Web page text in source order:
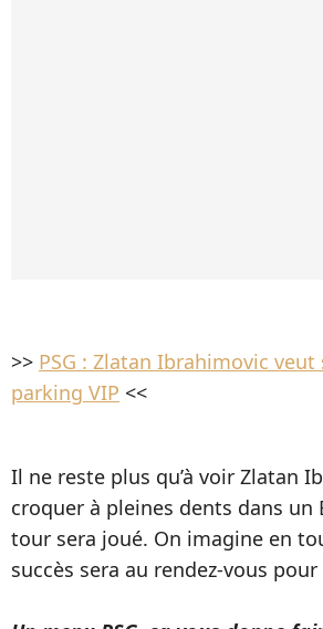
>> PSG : Zlatan Ibrahimovic veut
parking VIP <<
Il ne reste plus qu’à voir Zlatan
croquer à pleines dents dans un
tour sera joué. On imagine en
succès sera au rendez-vous